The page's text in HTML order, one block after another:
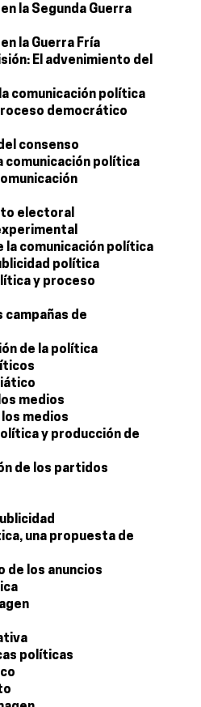
la Segunda Guerra
la Guerra Fría
El advenimiento del
comunicación política
democrático
consenso
comunicación política
electoral
la comunicación política
política
y proceso
campañas de
de la política
medios
los medios
y producción de
de los partidos
una propuesta de
de los anuncios
políticas